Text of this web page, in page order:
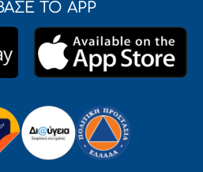
ΤΟ APP